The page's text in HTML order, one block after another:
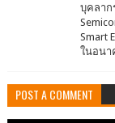
บุคลาก
Smart
ในอนา
POST A COMMENT